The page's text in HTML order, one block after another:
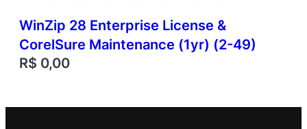
WinZip 28 Enterprise License &
CorelSure Maintenance (1yr) (2-49)
R$ 0,00